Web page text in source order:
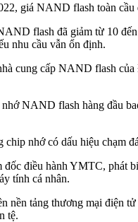
giá NAND flash toàn
flash đã giảm từ 10
nhu cầu vẫn ổn định.
cung cấp NAND flash
nhớ NAND flash hàng đầu
nhớ có dấu hiệu chạm
điều hành YMTC, phát
tính cá nhân.
nền tảng thương mại điện
tệ.